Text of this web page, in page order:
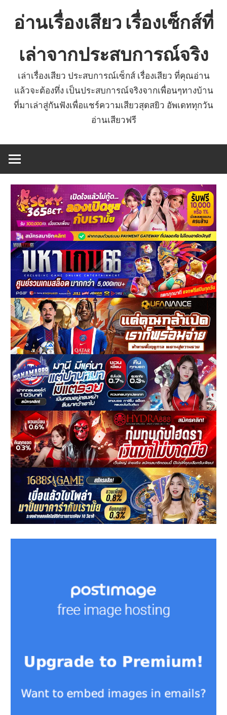
อ่านเรื่องเสียว เรื่องเซ็กส์ที่
เล่าจากประสบการณ์จริง
เล่าเรื่องเสียว ประสบการณ์เซ็กส์ เรื่องเสียว ที่คุณอ่าน
แล้วจะต้องทึ่ง เป็นประสบการณ์จริงจากเพื่อนๆทางบ้าน
ที่มาเล่าสู่กันฟังเพื่อแชร์ความเสียวสุดสยิว อัพเดททุกวัน
อ่านเสียวฟรี